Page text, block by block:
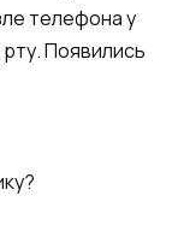
телефона у
Появились